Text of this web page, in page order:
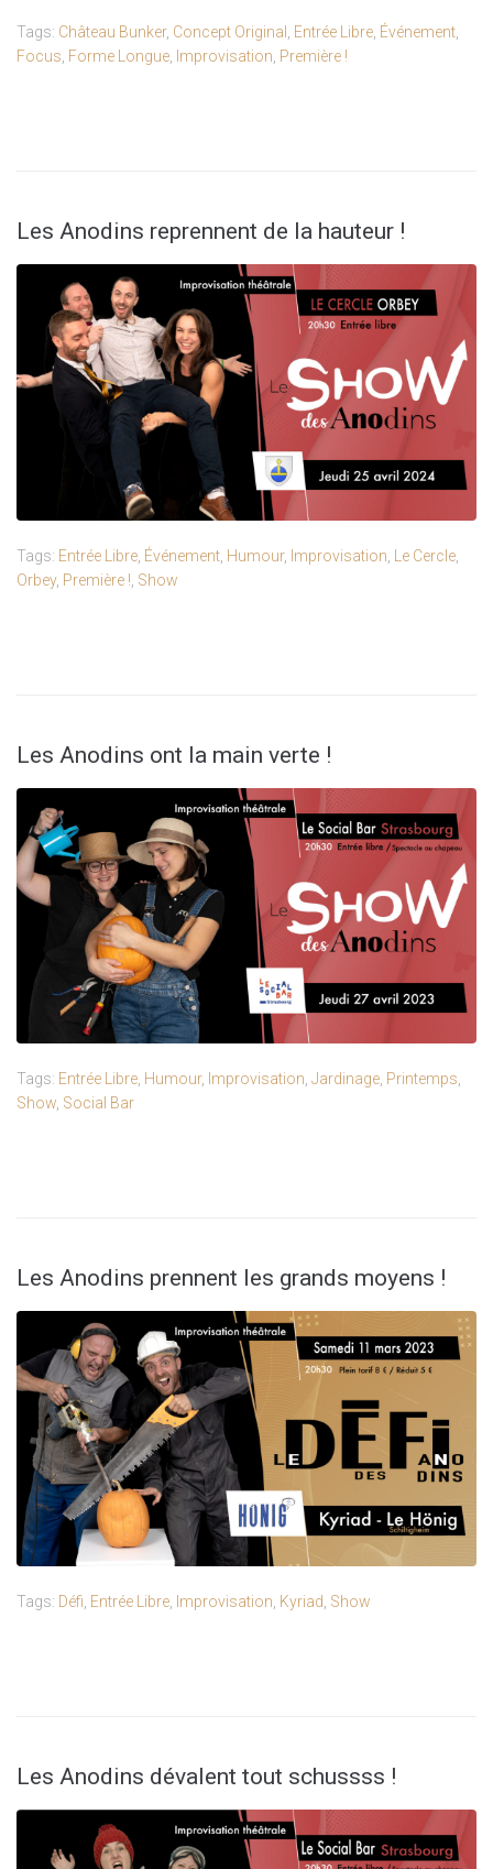
Tags: Château Bunker, Concept Original , Entrée Libre, Événement,
Focus, Forme Longue, Improvisation, Première !
Les Anodins reprennent de la hauteur !
Tags: Entrée Libre Événement Humour, Improvisation Le Cercle
Orbey, Première ! Show
Les Anodins ont la main verte !
Tags: Entrée Libre Humour, Improvisation Jardinage Printemps
Show Social Bar
Les Anodins prennent les grands moyens !
Tags: Défi Entrée Libre Improvisation Kyriad Show
Les Anodins dévalent tout schussss !